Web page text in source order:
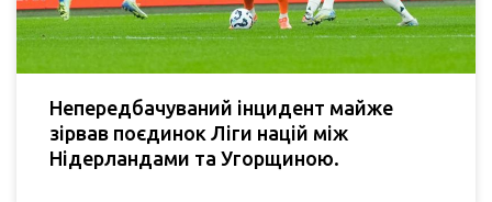
Непередбачуваний інцидент майже
зірвав поєдинок Ліги націй між
Нідерландами та Угорщиною.